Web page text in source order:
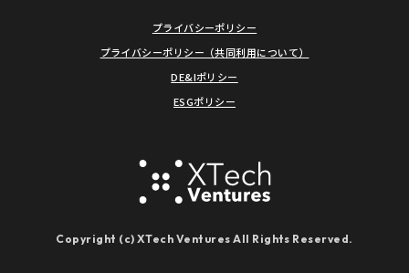
プライバシーポリシー
プライバシーポリシー（共同利用について）
DE&Iポリシー
ESGポリシー
Copyright (c) XTech Ventures All Rights Reserved.